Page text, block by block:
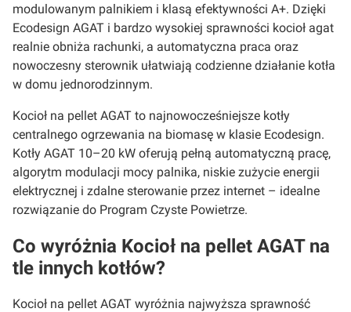
modulowanym palnikiem i klasą efektywności A+. Dzięki
Ecodesign AGAT i bardzo wysokiej sprawności kocioł agat
realnie obniża rachunki, a automatyczna praca oraz
nowoczesny sterownik ułatwiają codzienne działanie kotła
w domu jednorodzinnym.
Kocioł na pellet AGAT to najnowocześniejsze kotły
centralnego ogrzewania na biomasę w klasie Ecodesign.
Kotły AGAT 10–20 kW oferują pełną automatyczną pracę,
algorytm modulacji mocy palnika, niskie zużycie energii
elektrycznej i zdalne sterowanie przez internet – idealne
rozwiązanie do Program Czyste Powietrze.
Co wyróżnia Kocioł na pellet AGAT na
tle innych kotłów?
Kocioł na pellet AGAT wyróżnia najwyższa sprawność